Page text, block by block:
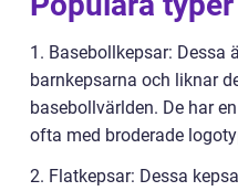
1. Basebollkepsar: Dessa
barnkepsarna och liknar
basebollvärlden. De har
ofta med broderade
2. Flatkepsar: Dessa